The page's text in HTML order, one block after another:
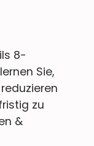
8-
Sie,
zu
&